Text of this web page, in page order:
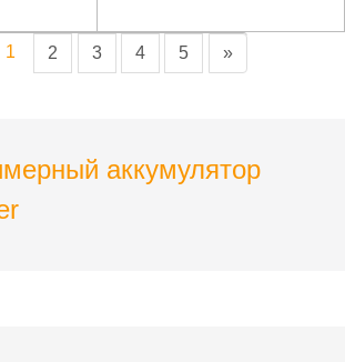
протоколом связи И2К
1 2 3 4 5 »
аккумулятор